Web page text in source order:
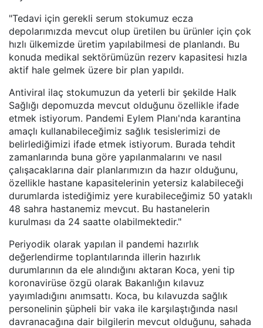
"Tedavi için gerekli serum stokumuz ecza
depolarımızda mevcut olup üretilen bu ürünler için çok
hızlı ülkemizde üretim yapılabilmesi de planlandı. Bu
konuda medikal sektörümüzün rezerv kapasitesi hızla
aktif hale gelmek üzere bir plan yapıldı.
Antiviral ilaç stokumuzun da yeterli bir şekilde Halk
Sağlığı depomuzda mevcut olduğunu özellikle ifade
etmek istiyorum. Pandemi Eylem Planı'nda karantina
amaçlı kullanabileceğimiz sağlık tesislerimizi de
belirlediğimizi ifade etmek istiyorum. Burada tehdit
zamanlarında buna göre yapılanmalarını ve nasıl
çalışacaklarına dair planlarımızın da hazır olduğunu,
özellikle hastane kapasitelerinin yetersiz kalabileceği
durumlarda istediğimiz yere kurabileceğimiz 50 yataklı
48 sahra hastanemiz mevcut. Bu hastanelerin
kurulması da 24 saatte olabilmektedir."
Periyodik olarak yapılan il pandemi hazırlık
değerlendirme toplantılarında illerin hazırlık
durumlarının da ele alındığını aktaran Koca, yeni tip
koronavirüse özgü olarak Bakanlığın kılavuz
yayımladığını anımsattı. Koca, bu kılavuzda sağlık
personelinin şüpheli bir vaka ile karşılaştığında nasıl
davranacağına dair bilgilerin mevcut olduğunu, sahada